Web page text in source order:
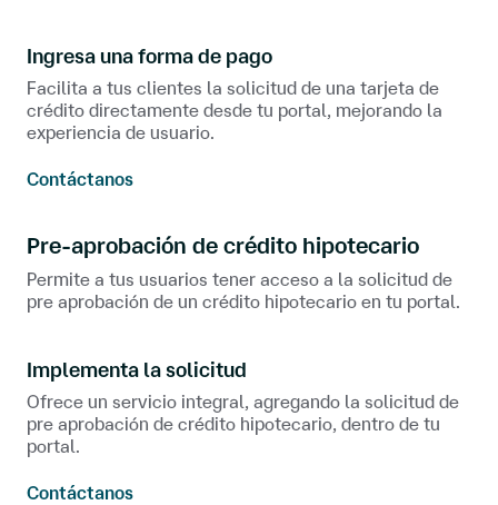
Ingresa una forma de pago
Facilita a tus clientes la solicitud de una tarjeta de
crédito directamente desde tu portal, mejorando la
experiencia de usuario.
Contáctanos
Pre-aprobación de crédito hipotecario
Permite a tus usuarios tener acceso a la solicitud de
pre aprobación de un crédito hipotecario en tu portal.
Implementa la solicitud
Ofrece un servicio integral, agregando la solicitud de
pre aprobación de crédito hipotecario, dentro de tu
portal.
Contáctanos